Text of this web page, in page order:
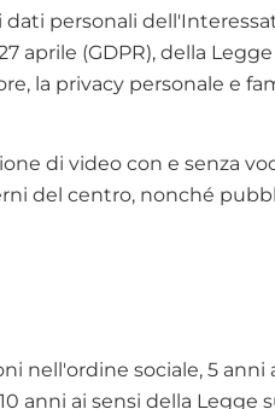
dati personali
(GDPR), della
la privacy personale e
di video con e senza
del centro, nonché
nell'ordine sociale, 5
anni ai sensi della